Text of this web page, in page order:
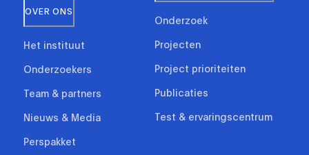
OVER ONS
Het instituut
Onderzoekers
Team & partners
Nieuws & Media
Perspakket
Onderzoek
Projecten
Project prioriteiten
Publicaties
Test & ervaringscentrum